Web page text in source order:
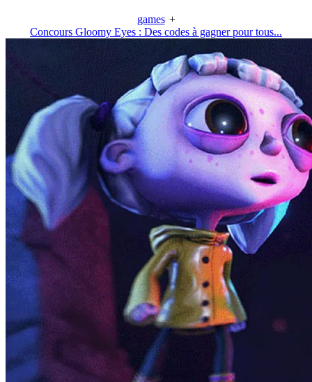
games +
Concours Gloomy Eyes : Des codes à gagner pour tous...